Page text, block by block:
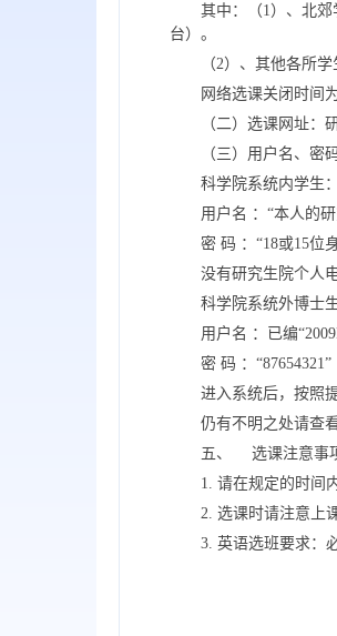
其中：（1）、北
台）。
（2）、其他各所
网络选课关闭时间
（二）选课网址
（三）用户名、密
科学院系统内学生：
用户名 ：“本人的
密 码 ：“18或15位
没有研究生院个人
科学院系统外博士生
用户名 ：已编
密 码 ：“87654321”
进入系统后，按照
仍有不明之处请查
五、 选课注意事
1. 请在规定的时间
2. 选课时请注意上
3. 英语选班要求：